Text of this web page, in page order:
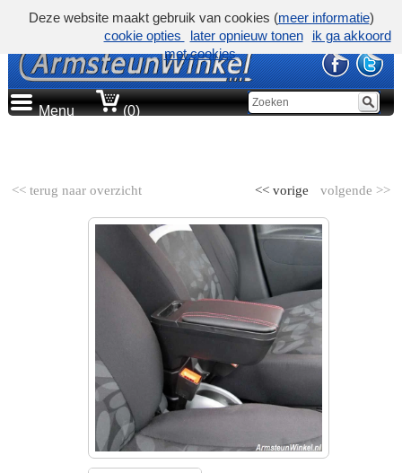
Menu (0)
<< terug naar overzicht volgende >>
<< vorige
Deze website maakt gebruik van cookies (meer informatie)
cookie opties
later opnieuw tonen
ik ga akkoord
met cookies